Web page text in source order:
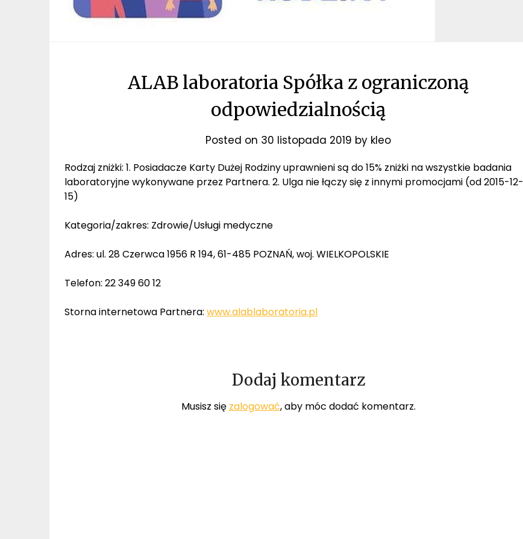
ALAB laboratoria Spółka z ograniczoną
odpowiedzialnością
Posted on 30 listopada 2019 by kleo
Rodzaj zniżki: 1. Posiadacze Karty Dużej Rodziny uprawnieni są do 15% zniżki na wszystkie badania
laboratoryjne wykonywane przez Partnera. 2. Ulga nie łączy się z innymi promocjami (od 2015-12-
15)
Kategoria/zakres: Zdrowie/Usługi medyczne
Adres: ul. 28 Czerwca 1956 R 194, 61-485 POZNAŃ, woj. WIELKOPOLSKIE
Telefon: 22 349 60 12
Storna internetowa Partnera: www.alablaboratoria.pl
Dodaj komentarz
Musisz się zalogować, aby móc dodać komentarz.